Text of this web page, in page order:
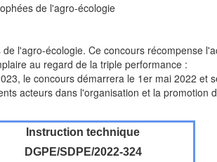
de l'agro-écologie
l'agro-écologie. Ce concours récompense
au regard de la triple performance :
le concours démarrera le 1er mai 2022 et
acteurs dans l'organisation et la promotion
Instruction technique
DGPE/SDPE/2022-324